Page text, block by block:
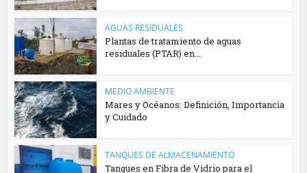
AGUAS RESIDUALES
Plantas de tratamiento de aguas
residuales (PTAR) en...
MEDIO AMBIENTE
Mares y Océanos: Definición, Importancia
y Cuidado
TANQUES DE ALMACENAMIENTO
Tanques en Fibra de Vidrio para el